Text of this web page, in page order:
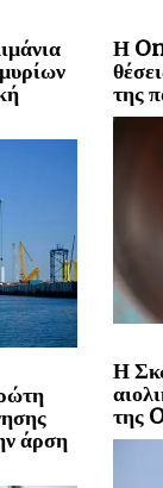
άρση
Η
της
Η
της